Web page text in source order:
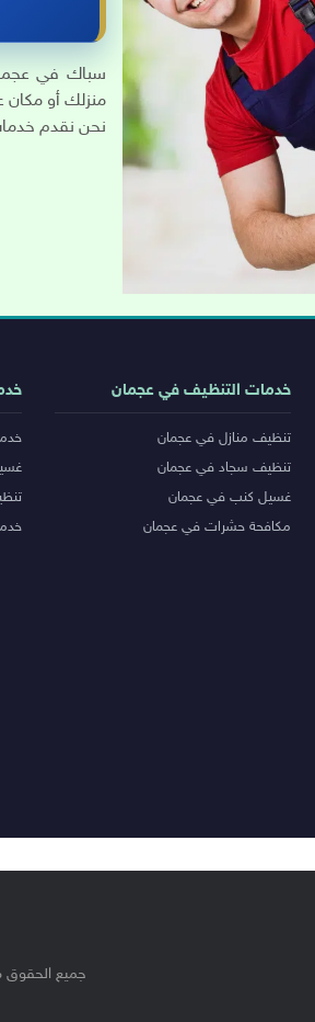
سباك في
منزلك أو
نحن نقدم
خدمات التنظيف في عجمان
تنظيف منازل في عجمان
تنظيف سجاد في عجمان
غسيل كنب في عجمان
مكافحة حشرات في عجمان
جميع الحقوق